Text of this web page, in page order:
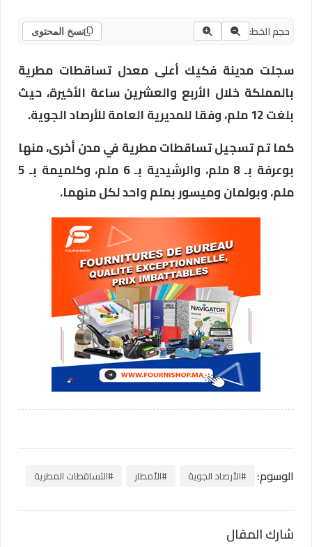
حجم الخط: نسخ المحتوى
سجلت مدينة فكيك أعلى معدل تساقطات مطرية
بالمملكة خلال الأربع والعشرين ساعة الأخيرة، حيث
بلغت 12 ملم، وفقا للمديرية العامة للأرصاد الجوية.
كما تم تسجيل تساقطات مطرية في مدن أخرى، منها
بوعرفة بـ 8 ملم، والرشيدية بـ 6 ملم، وكلميمة بـ 5
ملم، وبولمان وميسور بملم واحد لكل منهما.
الوسوم: #الأرصاد الجوية #الأمطار #التساقطات المطرية
شارك المقال